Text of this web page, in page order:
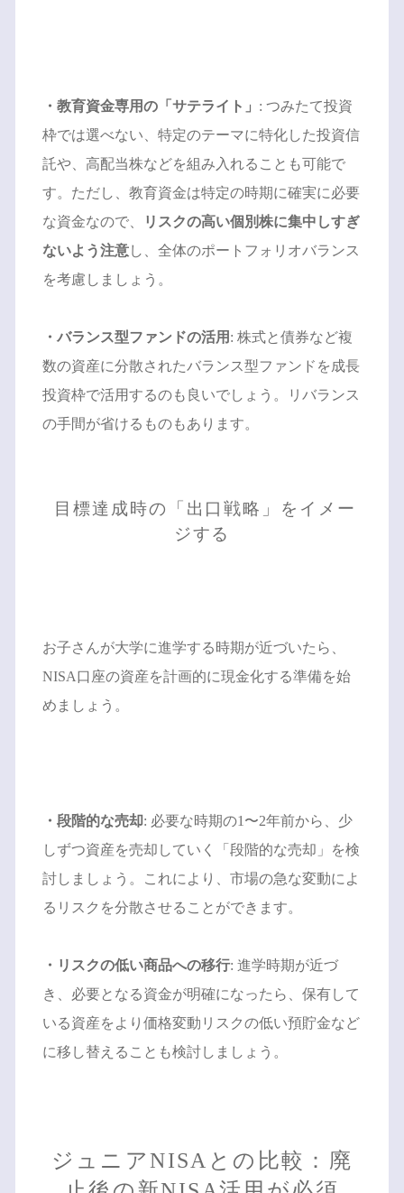
・教育資金専用の「サテライト」 : つみたて投資
枠では選べない、特定のテーマに特化した投資信
託や、高配当株などを組み入れることも可能で
す。ただし、教育資金は特定の時期に確実に必要
な資金なので、
リスクの高い個別株に集中しすぎ
ないよう注意し、全体のポートフォリオバランス
を考慮しましょう。
・バランス型ファンドの活用 : 株式と債券など複
数の資産に分散されたバランス型ファンドを成長
投資枠で活用するのも良いでしょう。リバランス
の手間が省けるものもあります。
目標達成時の「出口戦略」をイメー
ジする
お子さんが大学に進学する時期が近づいたら、
NISA口座の資産を計画的に現金化する準備を始
めましょう。
・段階的な売却: 必要な時期の1〜2年前から、少
しずつ資産を売却していく「段階的な売却」を検
討しましょう。これにより、市場の急な変動によ
るリスクを分散させることができます。
・リスクの低い商品への移行: 進学時期が近づ
き、必要となる資金が明確になったら、保有して
いる資産をより価格変動リスクの低い預貯金など
に移し替えることも検討しましょう。
ジュニアNISAとの比較：廃